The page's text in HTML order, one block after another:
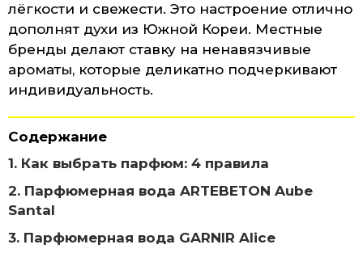
лёгкости и свежести. Это настроение отлично
дополнят духи из Южной Кореи. Местные
бренды делают ставку на ненавязчивые
ароматы, которые деликатно подчеркивают
индивидуальность.
Содержание
1. Как выбрать парфюм: 4 правила
2. Парфюмерная вода ARTEBETON Aube
Santal
3. Парфюмерная вода GARNIR Alice